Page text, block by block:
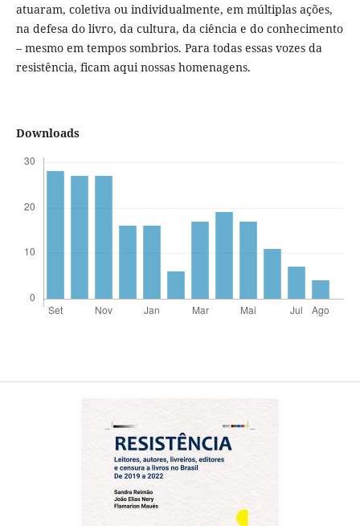
atuaram, coletiva ou individualmente, em múltiplas ações,
na defesa do livro, da cultura, da ciência e do conhecimento
– mesmo em tempos sombrios. Para todas essas vozes da
resistência, ficam aqui nossas homenagens.
Downloads